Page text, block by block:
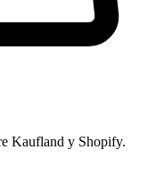
Kaufland y Shopify.